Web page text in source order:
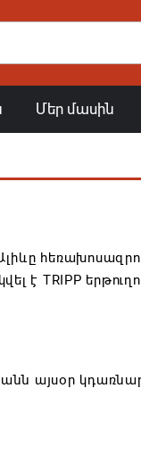
Մեր մասին
է TRIPP
այսօր